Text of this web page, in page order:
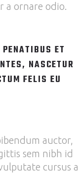
a ornare odio.
ET
NASCETUR
FELIS EU
auctor,
sem nibh id
cursus a